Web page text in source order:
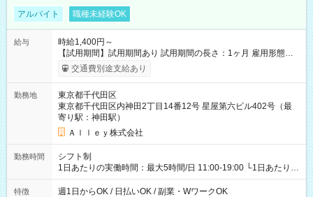
アルバイト 職種未経験OK
給与
時給1,400円～
【試用期間】試用期間あり 試用期間の長さ：1ヶ月 雇用形態、
給与は本採用時と同じです。
交通費別途支給あり
勤務地
東京都千代田区
東京都千代田区内神田2丁目14番12号 星屋第六ビル402号（最
寄り駅：神田駅）
Ａｌｌｅｙ株式会社
勤務時間
シフト制
1日あたりの実働時間：最大5時間/日 11:00-19:00 └1日あたりの
実働時間：1-5時間 └上記の時間帯内であれば、いつでも勤務可
能！ └平日・土曜日の中で、お好きな曜日でご勤務いただけま
特徴 週1日からOK / 日払いOK / 副業・WワークOK